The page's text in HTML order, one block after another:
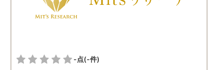
いないからとのことだっ
-点(-件)